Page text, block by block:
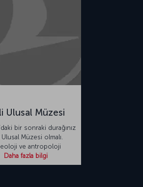
Ulusal Müzesi
bir sonraki durağınız
Ulusal Müzesi olmalı.
ve antropoloji
Daha fazla bilgi